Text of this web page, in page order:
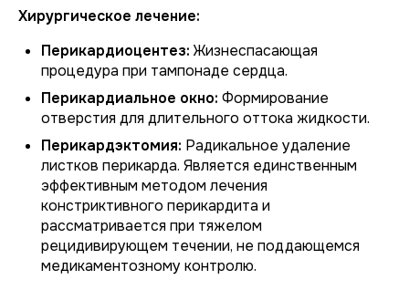
Хирургическое лечение:
Перикардиоцентез: Жизнеспасающая
процедура при тампонаде сердца.
Перикардиальное окно: Формирование
отверстия для длительного оттока жидкости.
Перикардэктомия: Радикальное удаление
листков перикарда. Является единственным
эффективным методом лечения
констриктивного перикардита и
рассматривается при тяжелом
рецидивирующем течении, не поддающемся
медикаментозному контролю.